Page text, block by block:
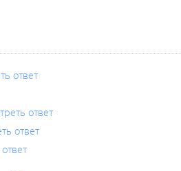
ответ
ответ
ответ